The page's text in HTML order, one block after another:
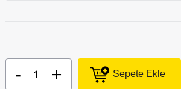
- + Sepete Ekle